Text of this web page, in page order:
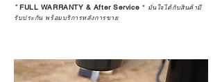
*FULL WARRANTY & After Service * มั่นใจได้กับสินค้ามี
รับประกัน พร้อมบริการหลังการขาย